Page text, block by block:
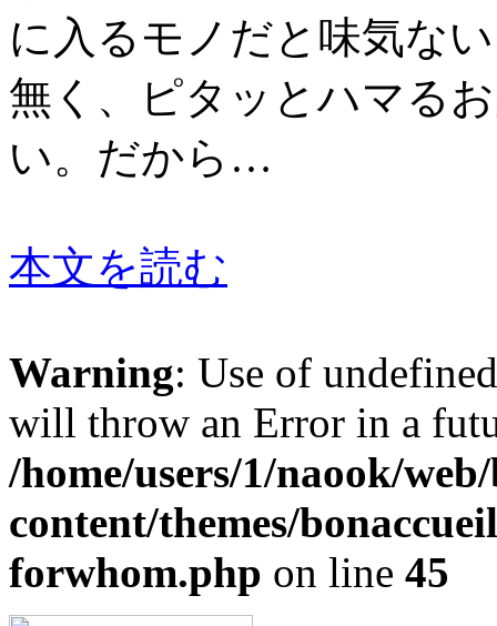
に入るモノだと味気な
無く、ピタッとハマる
い。だから…
本文を読む
Warning: Use of
will throw an Error in a
/home/users/1/naook/
content/themes/
forwhom.php on line 45